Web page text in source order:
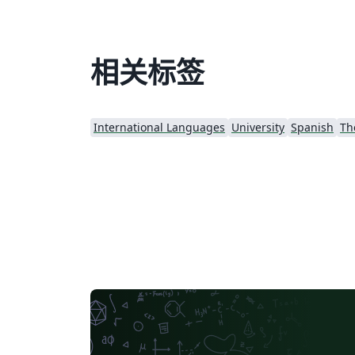
相关标签
International Languages University Spanish